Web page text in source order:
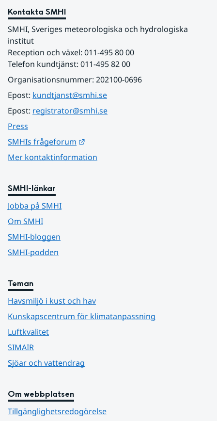
Kontakta SMHI
SMHI, Sveriges meteorologiska och hydrologiska
institut
Reception och växel: 011-495 80 00
Telefon kundtjänst: 011-495 82 00
Organisationsnummer: 202100-0696
Epost: kundtjanst@smhi.se
Epost: registrator@smhi.se
Press
SMHIs frågeforum
Mer kontaktinformation
SMHI-länkar
Jobba på SMHI
Om SMHI
SMHI-bloggen
SMHI-podden
Teman
Havsmiljö i kust och hav
Kunskapscentrum för klimatanpassning
Luftkvalitet
SIMAIR
Sjöar och vattendrag
Om webbplatsen
Tillgänglighetsredogörelse